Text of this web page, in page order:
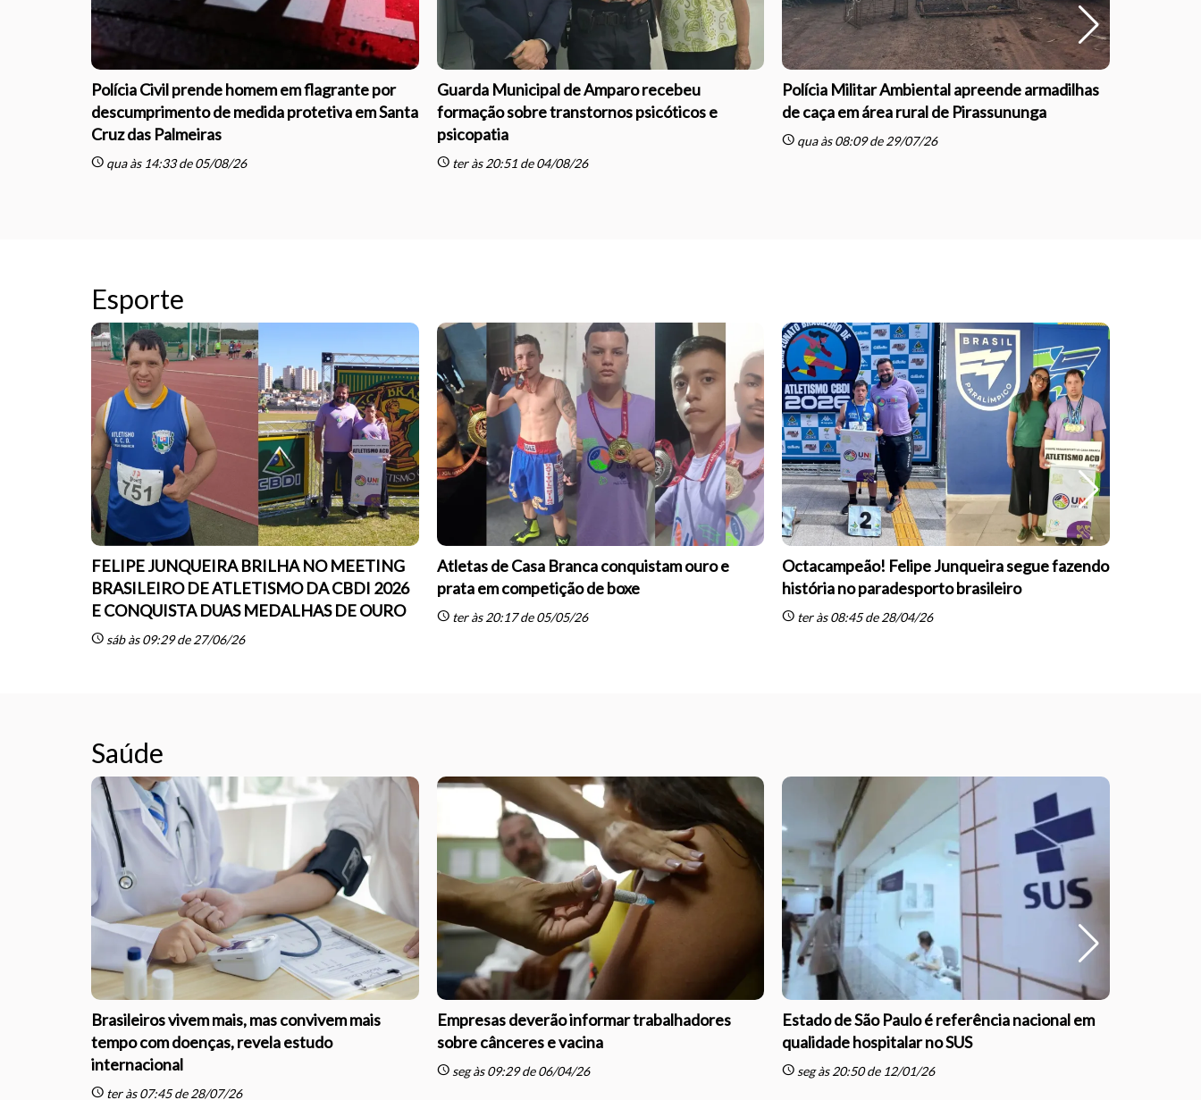
Polícia Civil prende homem em flagrante por
descumprimento de medida protetiva em Santa
Cruz das Palmeiras
schedule qua às 14:33 de 05/08/26
Guarda Municipal de Amparo recebeu
formação sobre transtornos psicóticos e
psicopatia
scheduleter às 20:51 de 04/08/26
Polícia Militar Ambiental apreende armadilhas
de caça em área rural de Pirassununga
schedule qua às 08:09 de 29/07/26
Esporte
FELIPE JUNQUEIRA BRILHA NO MEETING
BRASILEIRO DE ATLETISMO DA CBDI 2026
E CONQUISTA DUAS MEDALHAS DE OURO
schedule sáb às 09:29 de 27/06/26
Atletas de Casa Branca conquistam ouro e
prata em competição de boxe
scheduleter às 20:17 de 05/05/26
Octacampeão! Felipe Junqueira segue fazendo
história no paradesporto brasileiro
schedule ter às 08:45 de 28/04/26
Saúde
Brasileiros vivem mais, mas convivem mais
tempo com doenças, revela estudo
internacional
schedule ter às 07:45 de 28/07/26
Empresas deverão informar trabalhadores
sobre cânceres e vacina
scheduleseg às 09:29 de 06/04/26
Estado de São Paulo é referência nacional em
qualidade hospitalar no SUS
schedule seg às 20:50 de 12/01/26